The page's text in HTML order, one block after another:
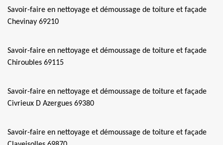
Savoir-faire en nettoyage et démoussage de toiture et façade
Chevinay 69210
Savoir-faire en nettoyage et démoussage de toiture et façade
Chiroubles 69115
Savoir-faire en nettoyage et démoussage de toiture et façade
Civrieux D Azergues 69380
Savoir-faire en nettoyage et démoussage de toiture et façade